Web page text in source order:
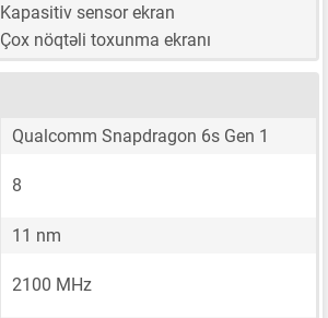
Kapasitiv sensor ekran
Çox nöqtəli toxunma ekranı
Qualcomm Snapdragon 6s Gen 1
8
11 nm
2100 MHz